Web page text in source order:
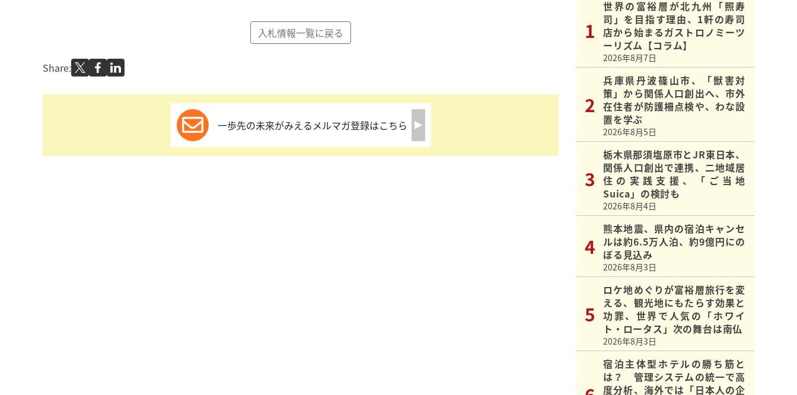
入札情報一覧に戻る
Share:
一歩先の未来がみえるメルマガ登録はこちら
世界の富裕層が北九州「照寿
司」を目指す理由、1軒の寿司
店から始まるガストロノミーツ
ーリズム【コラム】
2026年8月7日
兵庫県丹波篠山市、「獣害対
策」から関係人口創出へ、市外
在住者が防護柵点検や、わな設
置を学ぶ
2026年8月5日
栃木県那須塩原市とJR東日本、
関係人口創出で連携、二地域居
住の実践支援、「ご当地
Suica」の検討も
2026年8月4日
熊本地震、県内の宿泊キャンセ
ルは約6.5万人泊、約9億円にの
ぼる見込み
2026年8月3日
ロケ地めぐりが富裕層旅行を変
える、観光地にもたらす効果と
功罪、世界で人気の「ホワイ
ト・ロータス」次の舞台は南仏
2026年8月3日
宿泊主体型ホテルの勝ち筋と
は？ 管理システムの統一で高
度分析、海外では「日本人の企